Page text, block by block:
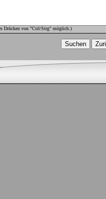
Drücken von "Ctrl/Strg" möglich.)